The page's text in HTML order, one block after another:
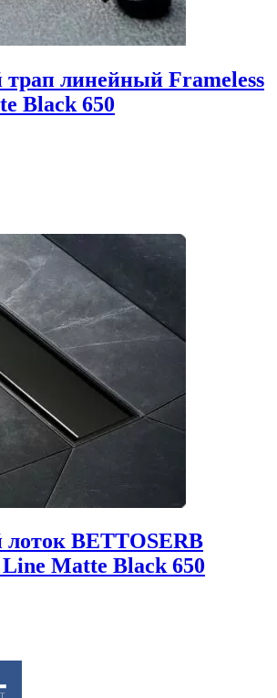
линейный Frameless
Black 650
BETTOSERB
Matte Black 650